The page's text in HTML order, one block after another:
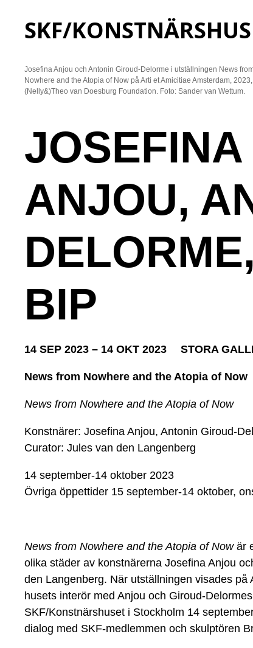
SKF/
Josefina Anjou och Antonin Giroud-Delorme i utställningen News
Nowhere and the Atopia of Now på Arti et Amicitiae Amsterdam,
(Nelly&)Theo van Doesburg Foundation. Foto: Sander van Wettum.
JOSEFINA
ANJOU,
BIP
14 SEP 2023 – 14 OKT 2023 STORA
News from Nowhere and the Atopia of Now
News from Nowhere and the Atopia of Now
Konstnärer: Josefina Anjou, Antonin Giroud-
Curator: Jules van den Langenberg
14 september-14 oktober 2023
Övriga öppettider 15 september-14 oktober,
News from Nowhere and the Atopia of Nowär
olika städer av konstnärerna Josefina Anjou
den Langenberg. När utställningen visades
husets interör med Anjou och Giroud-
SKF/Konstnärshuset i Stockholm 14
dialog med SKF-medlemmen och skulptören